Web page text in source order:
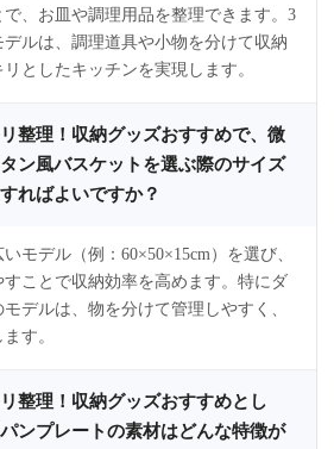
で、お皿や調理用品を整理できます。3
ルは、調理道具や小物を分けて収納
としたキッチンを実現します。
整理！収納グッズおすすめで、微
ン風バスケットを選ぶ際のサイズ
ればよいですか？
モデル（例：60×50×15cm）を選び、
ことで収納効率を高めます。特にダ
デルは、物を分けて管理しやすく、
す。
整理！収納グッズおすすめとし
ンプレートの素材はどんな特徴が